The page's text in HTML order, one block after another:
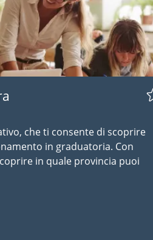
che ti consente di scoprire
in graduatoria. Con
in quale provincia puoi